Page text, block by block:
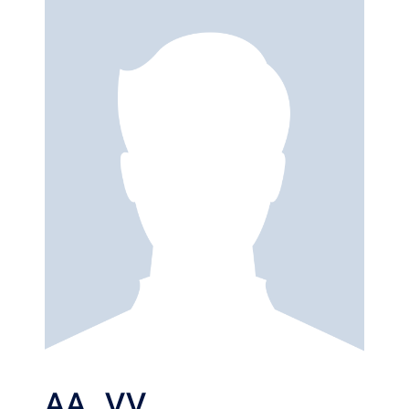
publicaciones en revistas de impacto académico.
2. Comité Organizador
3.1. Responsables de las Áreas Temáticas
3.2. Evaluadores de los trabajos de investigación
3.3. Proceso de evaluación de los trabajos de investigación
3.4. Premio a la mejor tesis doctoral
4. Índice alfabético de trabajos seleccionados